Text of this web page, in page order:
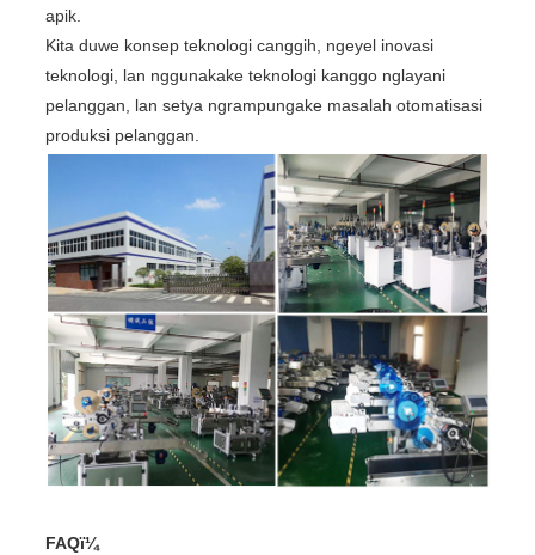
apik.
Kita duwe konsep teknologi canggih, ngeyel inovasi
teknologi, lan nggunakake teknologi kanggo nglayani
pelanggan, lan setya ngrampungake masalah otomatisasi
produksi pelanggan.
FAQï¼